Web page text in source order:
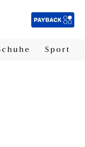
Sport